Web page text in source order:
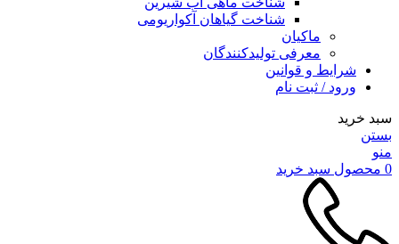
شناخت گیاهان آکواریومی
ماکیان
معرفی تولیدکنندگان
شرایط و قوانین
ورود / ثبت نام
سبد خرید
بستن
منو
0 محصول سبد خرید